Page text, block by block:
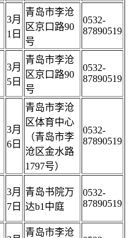
3月
1日
青岛市李沧
区京口路90
号
0532-
87890519
3月
5日
青岛市李沧
区京口路90
号
0532-
87890519
3月
6日
青岛市李沧
区体育中心
（青岛市李
沧区金水路
1797号）
0532-
87890519
3月
7日
青岛书院万
达b1中庭
0532-
87890519
青岛市李沧